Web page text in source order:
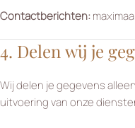
Contactberichten:
4. Delen wij je
Wij delen je gegevens
uitvoering van onze